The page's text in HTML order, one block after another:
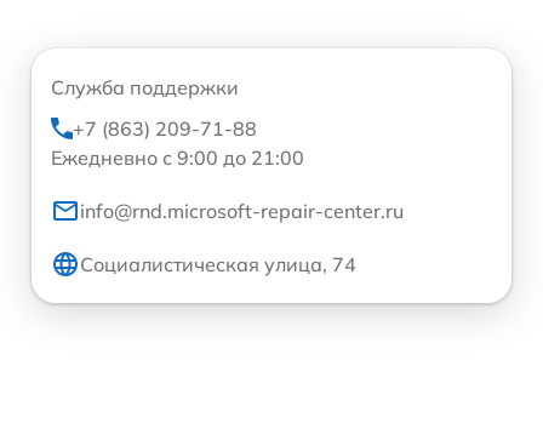
Служба поддержки
+7 (863) 209-71-88
Ежедневно с 9:00 до 21:00
info@rnd.microsoft-repair-center.ru
Социалистическая улица, 74